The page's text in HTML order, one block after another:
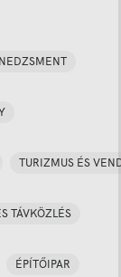
TURIZMUS ÉS
TÁVKÖZLÉS
ÉPÍTŐIPAR